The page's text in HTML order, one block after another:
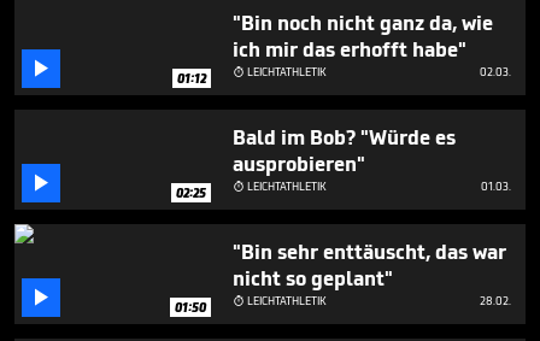
 01:12
"Bin noch nicht ganz da, wie
ich mir das erhofft habe"
 LEICHTATHLETIK 02.03.
 02:25
Bald im Bob? "Würde es
ausprobieren"
 LEICHTATHLETIK 01.03.
 01:50
"Bin sehr enttäuscht, das war
nicht so geplant"
 LEICHTATHLETIK 28.02.